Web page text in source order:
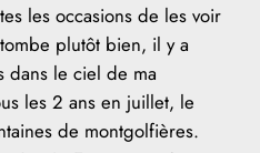
les occasions de les voir
plutôt bien, il y a
dans le ciel de ma
les 2 ans en juillet, le
de montgolfières.